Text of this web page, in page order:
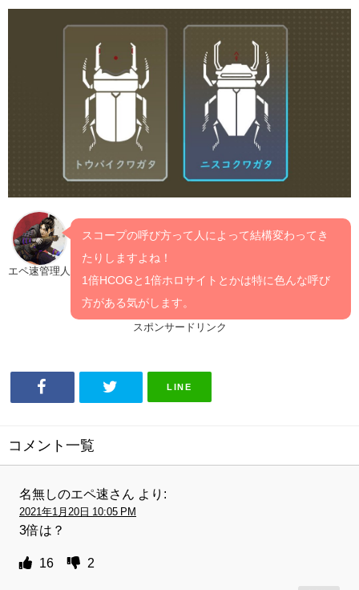
エペ速管理人
スコープの呼び方って人によって結構変わってき
たりしますよね！
1倍HCOGと1倍ホロサイトとかは特に色んな呼び
方がある気がします。
スポンサードリンク
LINE
コメント一覧
名無しのエペ速さん より:
2021年1月20日 10:05 PM
3倍は？
16 2